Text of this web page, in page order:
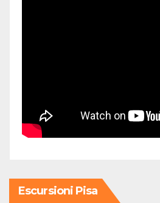
Escursioni Pisa